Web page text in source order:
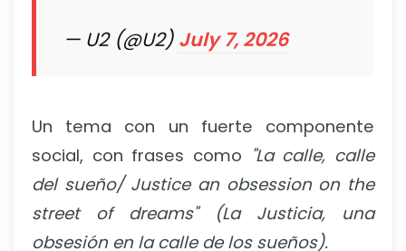
— U2 (@U2) July 7, 2026
Un tema con un fuerte componente
social, con frases como "La calle, calle
del sueño/ Justice an obsession on the
street of dreams" (La Justicia, una
obsesión en la calle de los sueños).